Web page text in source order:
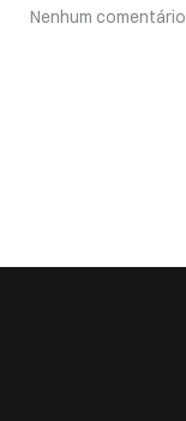
Nenhum comentário